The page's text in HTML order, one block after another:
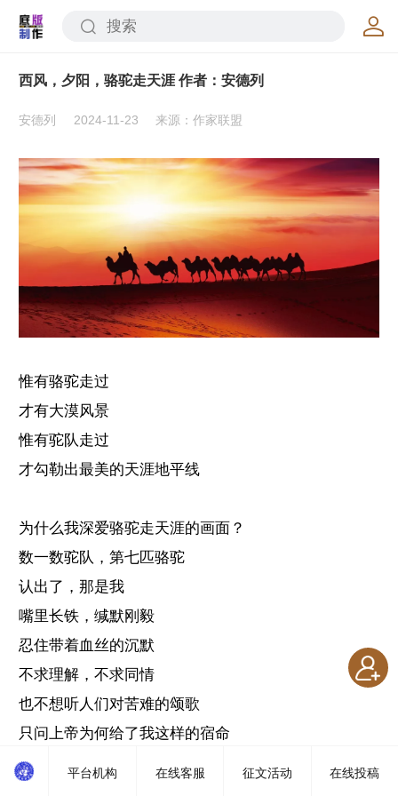
西风，夕阳，骆驼走天涯 作者：安德列
安德列 2024-11-23 来源：作家联盟
惟有骆驼走过
才有大漠风景
惟有驼队走过
才勾勒出最美的天涯地平线
为什么我深爱骆驼走天涯的画面？
数一数驼队，第七匹骆驼
认出了，那是我
嘴里长铁，缄默刚毅
忍住带着血丝的沉默
不求理解，不求同情
也不想听人们对苦难的颂歌
只问上帝为何给了我这样的宿命
我可以跪下，不是对人世间的
平台机构 在线客服 征文活动 在线投稿